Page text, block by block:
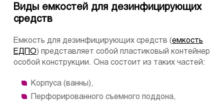
Виды емкостей для дезинфицирующих
средств
Емкость для дезинфицирующих средств (емкость
ЕДПО) представляет собой пластиковый контейнер
особой конструкции. Она состоит из таких частей:
Корпуса (ванны),
Перфорированного съемного поддона,